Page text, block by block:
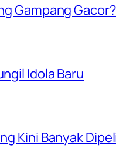
Gampang Gacor?
Idola Baru
Kini Banyak